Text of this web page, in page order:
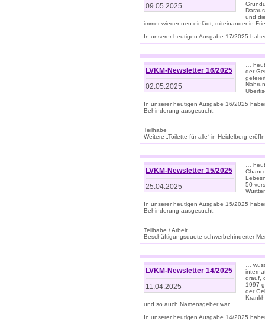
09.05.2025
und
immer wieder neu einlädt, miteinander in
In unserer heutigen Ausgabe 17/2025
LVKM-Newsletter 16/2025
02.05.2025
…
der
In unserer heutigen Ausgabe 16/2025
Behinderung ausgesucht:
Teilhabe
Weitere „Toilette für alle“ in Heidelberg
LVKM-Newsletter 15/2025
25.04.2025
…
50
In unserer heutigen Ausgabe 15/2025
Behinderung ausgesucht:
Teilhabe / Arbeit
Beschäftigungsquote schwerbehinderter
LVKM-Newsletter 14/2025
11.04.2025
…
drauf,
1997
der
und so auch Namensgeber war.
In unserer heutigen Ausgabe 14/2025